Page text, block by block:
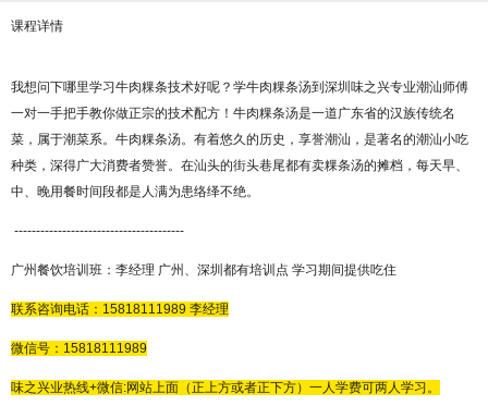
课程详情
我想问下哪里学习牛肉粿条技术好呢？学牛肉粿条汤到深圳 味之兴专业潮汕师傅
一对一手把手教你做正宗的技术配方！牛肉粿条汤是一道广东省的汉族传统名
菜，属于潮菜系。牛肉粿条汤。有着悠久的历史，享誉潮汕，是著名的潮汕小吃
种类，深得广大消费者赞誉。在汕头的街头巷尾都有卖粿条汤的摊档，每天早、
中、晚用餐时间段都是人满为患络绎不绝。
---------------------------------------
广州餐饮培训班：李经理 广州、深圳都有培训点 学习期间提供吃住
联系咨询电话： 15818111989 李经理
微信号： 15818111989
味之兴业热线+微信:网站上面（正上方或者正下方）一人学费可两人学习。